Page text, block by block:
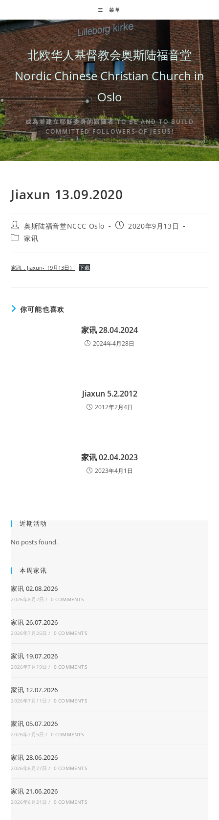
to
content
菜单
北欧华人基督教会奥斯陆福音堂
Nordic Chinese Christian Church in
Oslo
成為並建立耶穌委身的跟隨者 TO BE AND TO BUILD
COMMITTED FOLLOWERS OF JESUS!
Jiaxun 13.09.2020
Post
author:
奥斯陆福音堂NCCC Oslo
Post2020年9月13日
Post家讯
家訊，Jiaxun-（9月13日） 下载
你可能也喜欢
家讯 28.04.2024
2024年4月28日
Jiaxun 5.2.2012
2012年2月4日
家讯 02.04.2023
2023年4月1日
近期活动
No posts found.
本周家讯
家讯 02.08.2026
2026年8月2日 / 0 COMMENTS
家讯 26.07.2026
2026年7月25日 / 0 COMMENTS
家讯 19.07.2026
2026年7月19日 / 0 COMMENTS
家讯 12.07.2026
2026年7月11日 / 0 COMMENTS
家讯 05.07.2026
2026年7月5日 / 0 COMMENTS
家讯 28.06.2026
2026年6月27日 / 0 COMMENTS
家讯 21.06.2026
2026年6月21日 / 0 COMMENTS